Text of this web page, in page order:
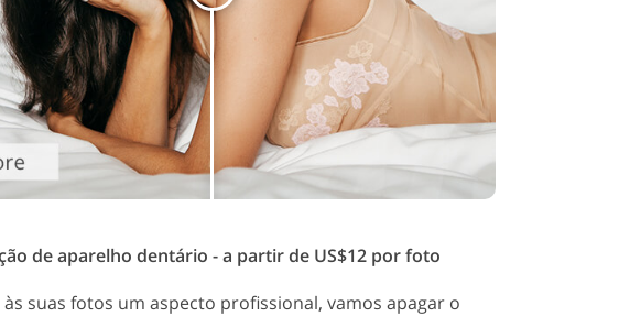
de aparelho dentário - a partir de US$12 por foto
às suas fotos um aspecto profissional, vamos apagar o